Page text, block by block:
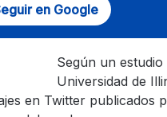
en Google
Según un
Universidad de
en Twitter publicados